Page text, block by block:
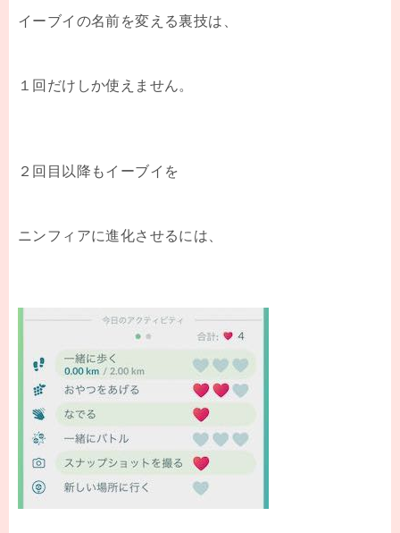
イーブイの名前を変える裏技は、
１回だけしか使えません。
２回目以降もイーブイを
ニンフィアに進化させるには、